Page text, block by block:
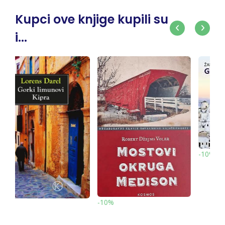
Kupci ove knjige kupili su
i...
-10%